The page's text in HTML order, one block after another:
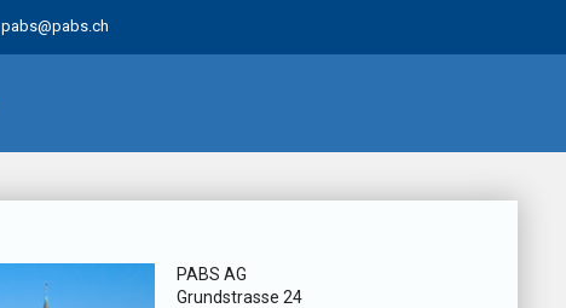
pabs@pabs.ch
PABS AG
Grundstrasse 24